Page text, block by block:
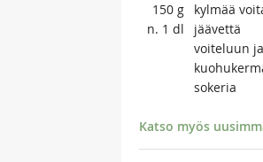
150 g
kylmää
n. 1 dl
jäävettä
voiteluun
sokeria
Katso myös